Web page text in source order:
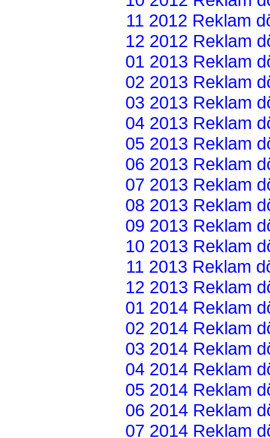
11 2012 Reklam
12 2012 Reklam
01 2013 Reklam
02 2013 Reklam
03 2013 Reklam
04 2013 Reklam
05 2013 Reklam
06 2013 Reklam
07 2013 Reklam
08 2013 Reklam
09 2013 Reklam
10 2013 Reklam
11 2013 Reklam
12 2013 Reklam
01 2014 Reklam
02 2014 Reklam
03 2014 Reklam
04 2014 Reklam
05 2014 Reklam
06 2014 Reklam
07 2014 Reklam